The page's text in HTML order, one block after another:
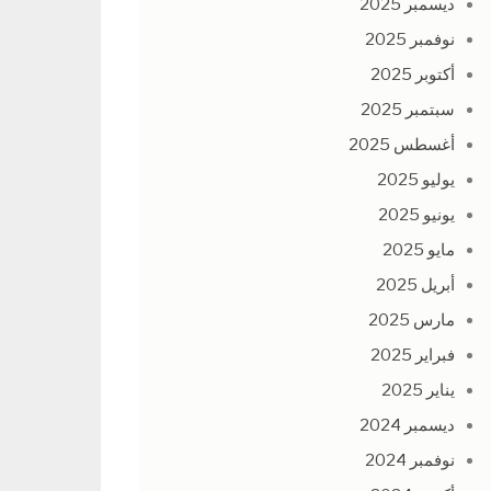
ديسمبر 2025
نوفمبر 2025
أكتوبر 2025
سبتمبر 2025
أغسطس 2025
يوليو 2025
يونيو 2025
مايو 2025
أبريل 2025
مارس 2025
فبراير 2025
يناير 2025
ديسمبر 2024
نوفمبر 2024